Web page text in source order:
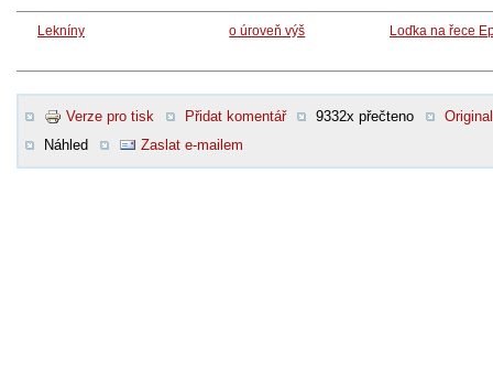
Lekníny o úroveň výš Loďka na řece
Verze pro tisk Přidat komentář 9332x přečteno
Original
Náhled
Zaslat e-mailem